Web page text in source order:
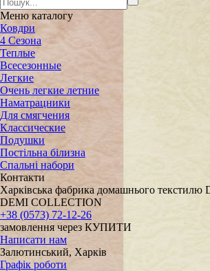
Меню каталогу
Ковдри
4 Сезона
Теплые
Всесезонные
Легкие
Очень легкие летние
Наматрацники
Для смягчения
Классические
Подушки
Постільна білизна
Спальні набори
Контакти
Харківська фабрика домашнього
DEMI COLLECTION
+38 (0573) 72-12-26
замовлення через КУПИТИ
Написати нам
Залютинський, Харків
Графік роботи